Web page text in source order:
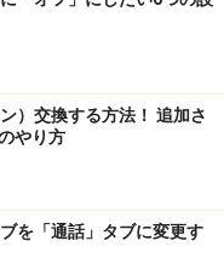
る
使って、「今日のラ
もよいでしょう。
ン」なんていう回答
したら、速攻で目的
）交換する方法！ 追加さ
やり方
を「通話」タブに変更す